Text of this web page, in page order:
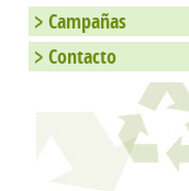
Campañas
Contacto